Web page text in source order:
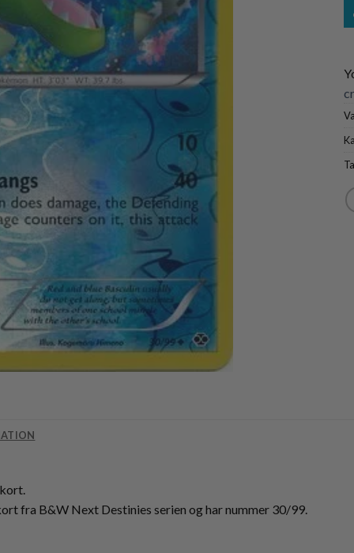
fra B&W Next Destinies serien og har nummer 30/99.